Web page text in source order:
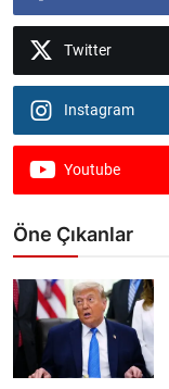
Twitter
Instagram
Youtube
Öne Çıkanlar